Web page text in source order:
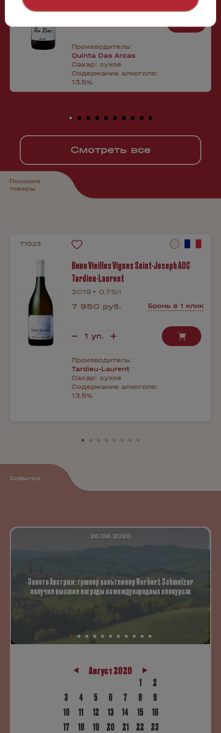
Производитель:
Quinta Das Arcas
Сахар: сухое
Содержание алкоголя:
13.5%
Смотреть все
Похожие
товары
71023
Вино Vieilles Vignes Saint-Joseph AOC
Tardieu-Laurent
2019 0.75л
7 950 руб. Бронь в 1 клик
Производитель:
Tardieu-Laurent
Сахар: сухое
Содержание алкоголя:
13.5%
События
26.08.2020
Золото Австрии: грюнер вельтлинер Norbert Schmelzer
получил высшие награды на международных конкурсах
Август 2020
1
2
3
4 5 6 7 8
9
10
11 12 13 14 15
16
17
18 19 20 21 22 23